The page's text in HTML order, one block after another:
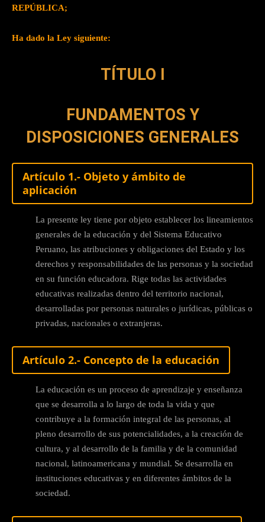
REPÚBLICA;
Ha dado la Ley siguiente:
TÍTULO I
FUNDAMENTOS Y
DISPOSICIONES GENERALES
Artículo 1.- Objeto y ámbito de
aplicación
La presente ley tiene por objeto establecer los lineamientos
generales de la educación y del Sistema Educativo
Peruano, las atribuciones y obligaciones del Estado y los
derechos y responsabilidades de las personas y la sociedad
en su función educadora. Rige todas las actividades
educativas realizadas dentro del territorio nacional,
desarrolladas por personas naturales o jurídicas, públicas o
privadas, nacionales o extranjeras.
Artículo 2.- Concepto de la educación
La educación es un proceso de aprendizaje y enseñanza
que se desarrolla a lo largo de toda la vida y que
contribuye a la formación integral de las personas, al
pleno desarrollo de sus potencialidades, a la creación de
cultura, y al desarrollo de la familia y de la comunidad
nacional, latinoamericana y mundial. Se desarrolla en
instituciones educativas y en diferentes ámbitos de la
sociedad.